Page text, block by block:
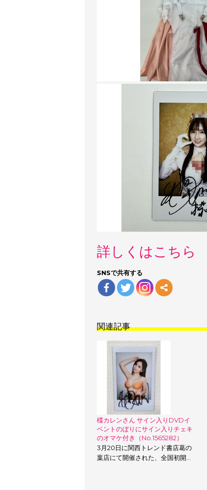
詳しくはこちら
SNSで共有する
関連記事
楪カレンさん サイン入りDVDイ
ベントのぼりにサイン入りチェキ
のオマケ付き（No.1565282）
3月20日に関西トレンド書店葛の
葉店にて開催された、全国初開…